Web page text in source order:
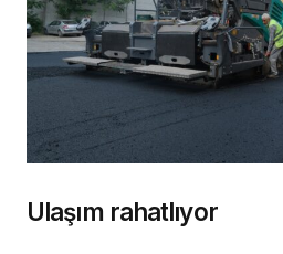
Ulaşım rahatlıyor